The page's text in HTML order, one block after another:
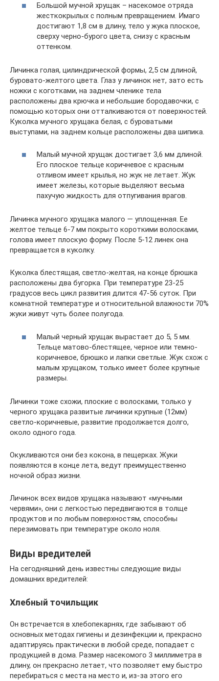
Большой мучной хрущак – насекомое отряда
жесткокрылых с полным превращением. Имаго
достигают 1,8 см в длину, тело у жука плоское,
сверху черно-бурого цвета, снизу с красным
оттенком.
Личинка голая, цилиндрической формы, 2,5 см длиной,
буровато-желтого цвета. Глаз у личинок нет, зато есть
ножки с коготками, на заднем членике тела
расположены два крючка и небольшие бородавочки, с
помощью которых они отталкиваются от поверхностей.
Куколка мучного хрущака белая, с буроватыми
выступами, на заднем кольце расположены два шипика.
Малый мучной хрущак достигает 3,6 мм длиной.
Его плоское тельце коричневое с красным
отливом имеет крылья, но жук не летает. Жук
имеет железы, которые выделяют весьма
пахучую жидкость для отпугивания врагов.
Личинка мучного хрущака малого — уплощенная. Ее
желтое тельце 6-7 мм покрыто короткими волосками,
голова имеет плоскую форму. После 5-12 линек она
превращается в куколку.
Куколка блестящая, светло-желтая, на конце брюшка
расположены два бугорка. При температуре 23-25
градусов весь цикл развития длится 47-56 суток. При
комнатной температуре и относительной влажности 70%
жуки живут чуть более полугода.
Малый черный хрущак вырастает до 5, 5 мм.
Тельце матово-блестящее, черное или темно-
коричневое, брюшко и лапки светлые. Жук схож с
малым хрущаком, только имеет более крупные
размеры.
Личинки тоже схожи, плоские с волосками, только у
черного хрущака развитые личинки крупные (12мм)
светло-коричневые, развитие продолжается долго,
около одного года.
Окукливаются они без кокона, в пещерках. Жуки
появляются в конце лета, ведут преимущественно
ночной образ жизни.
Личинок всех видов хрущака называют «мучными
червями», они с легкостью передвигаются в толще
продуктов и по любым поверхностям, способны
перезимовать при температуре около ноля.
Виды вредителей
На сегодняшний день известны следующие виды
домашних вредителей:
Хлебный точильщик
Он встречается в хлебопекарнях, где забывают об
основных методах гигиены и дезинфекции и, прекрасно
адаптируясь практически в любой среде, попадает с
продукцией в дома. Размер насекомого 3 миллиметра в
длину, он прекрасно летает, что позволяет ему быстро
перебираться с места на место и, из-за этого его